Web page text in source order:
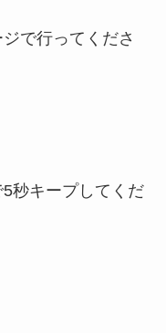
で行ってくださ
秒キープしてくだ